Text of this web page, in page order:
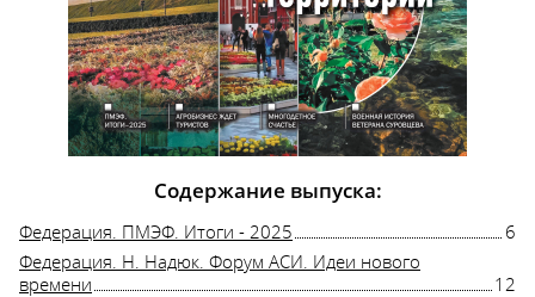
Содержание выпуска:
Федерация. ПМЭФ. Итоги - 2025
6
Федерация. Н. Надюк. Форум АСИ. Идеи нового
времени
12